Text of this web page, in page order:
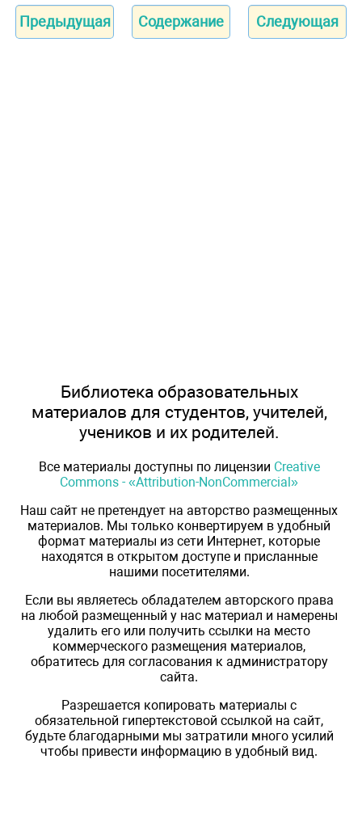
Предыдущая Содержание Следующая
Библиотека образовательных
материалов для студентов, учителей,
учеников и их родителей.
Все материалы доступны по лицензии Creative
Commons - «Attribution-NonCommercial»
Наш сайт не претендует на авторство размещенных
материалов. Мы только конвертируем в удобный
формат материалы из сети Интернет, которые
находятся в открытом доступе и присланные
нашими посетителями.
Если вы являетесь обладателем авторского права
на любой размещенный у нас материал и намерены
удалить его или получить ссылки на место
коммерческого размещения материалов,
обратитесь для согласования к администратору
сайта.
Разрешается копировать материалы с
обязательной гипертекстовой ссылкой на сайт,
будьте благодарными мы затратили много усилий
чтобы привести информацию в удобный вид.